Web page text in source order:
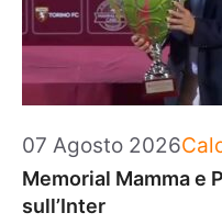
07 Agosto 2026
Memorial Mamma e
sull’Inter